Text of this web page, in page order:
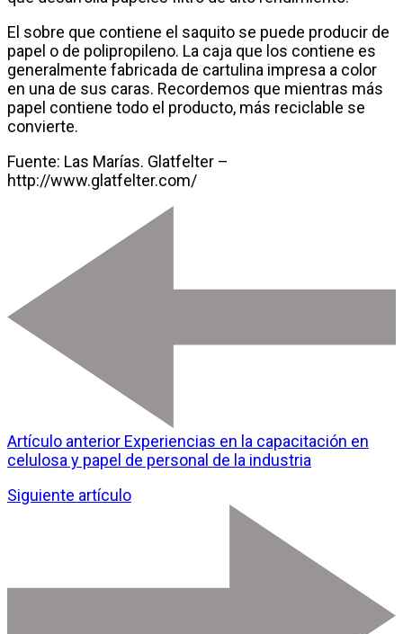
El sobre que contiene el saquito se puede producir de
papel o de polipropileno. La caja que los contiene es
generalmente fabricada de cartulina impresa a color
en una de sus caras. Recordemos que mientras más
papel contiene todo el producto, más reciclable se
convierte.
Fuente: Las Marías. Glatfelter –
http://www.glatfelter.com/
Artículo anterior Experiencias en la capacitación en
celulosa y papel de personal de la industria
Siguiente artículo